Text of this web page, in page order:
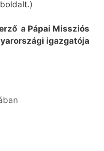
a Pápai Missziós
igazgatója